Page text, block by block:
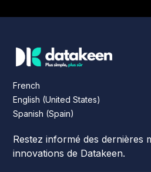
French
English (United States)
Spanish (Spain)
Restez informé des dernières
innovations de Datakeen.